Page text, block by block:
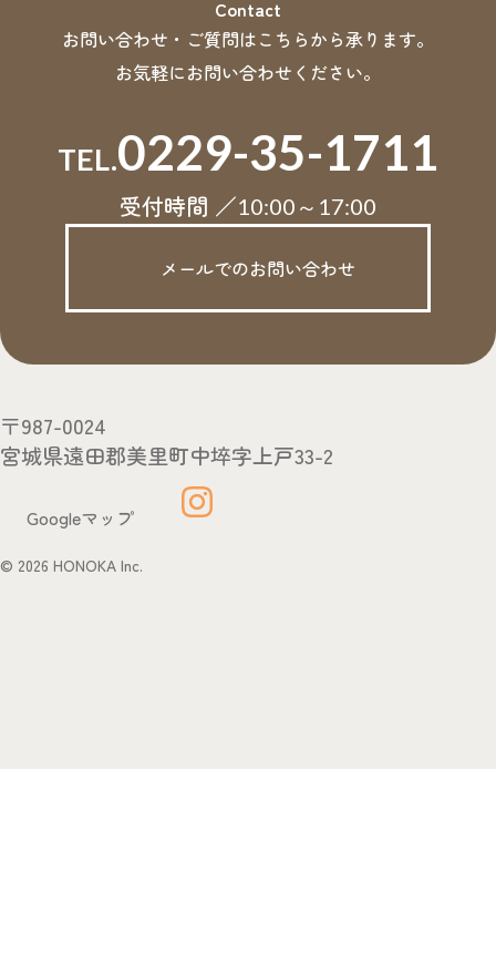
Contact
お問い合わせ・ご質問はこちらから承ります。
お気軽にお問い合わせください。
TEL.0229-35-1711
受付時間 ／10:00～17:00
メールでのお問い合わせ
〒987-0024
宮城県遠田郡美里町中埣字上戸33-2
Googleマップ
© 2026 HONOKA Inc.